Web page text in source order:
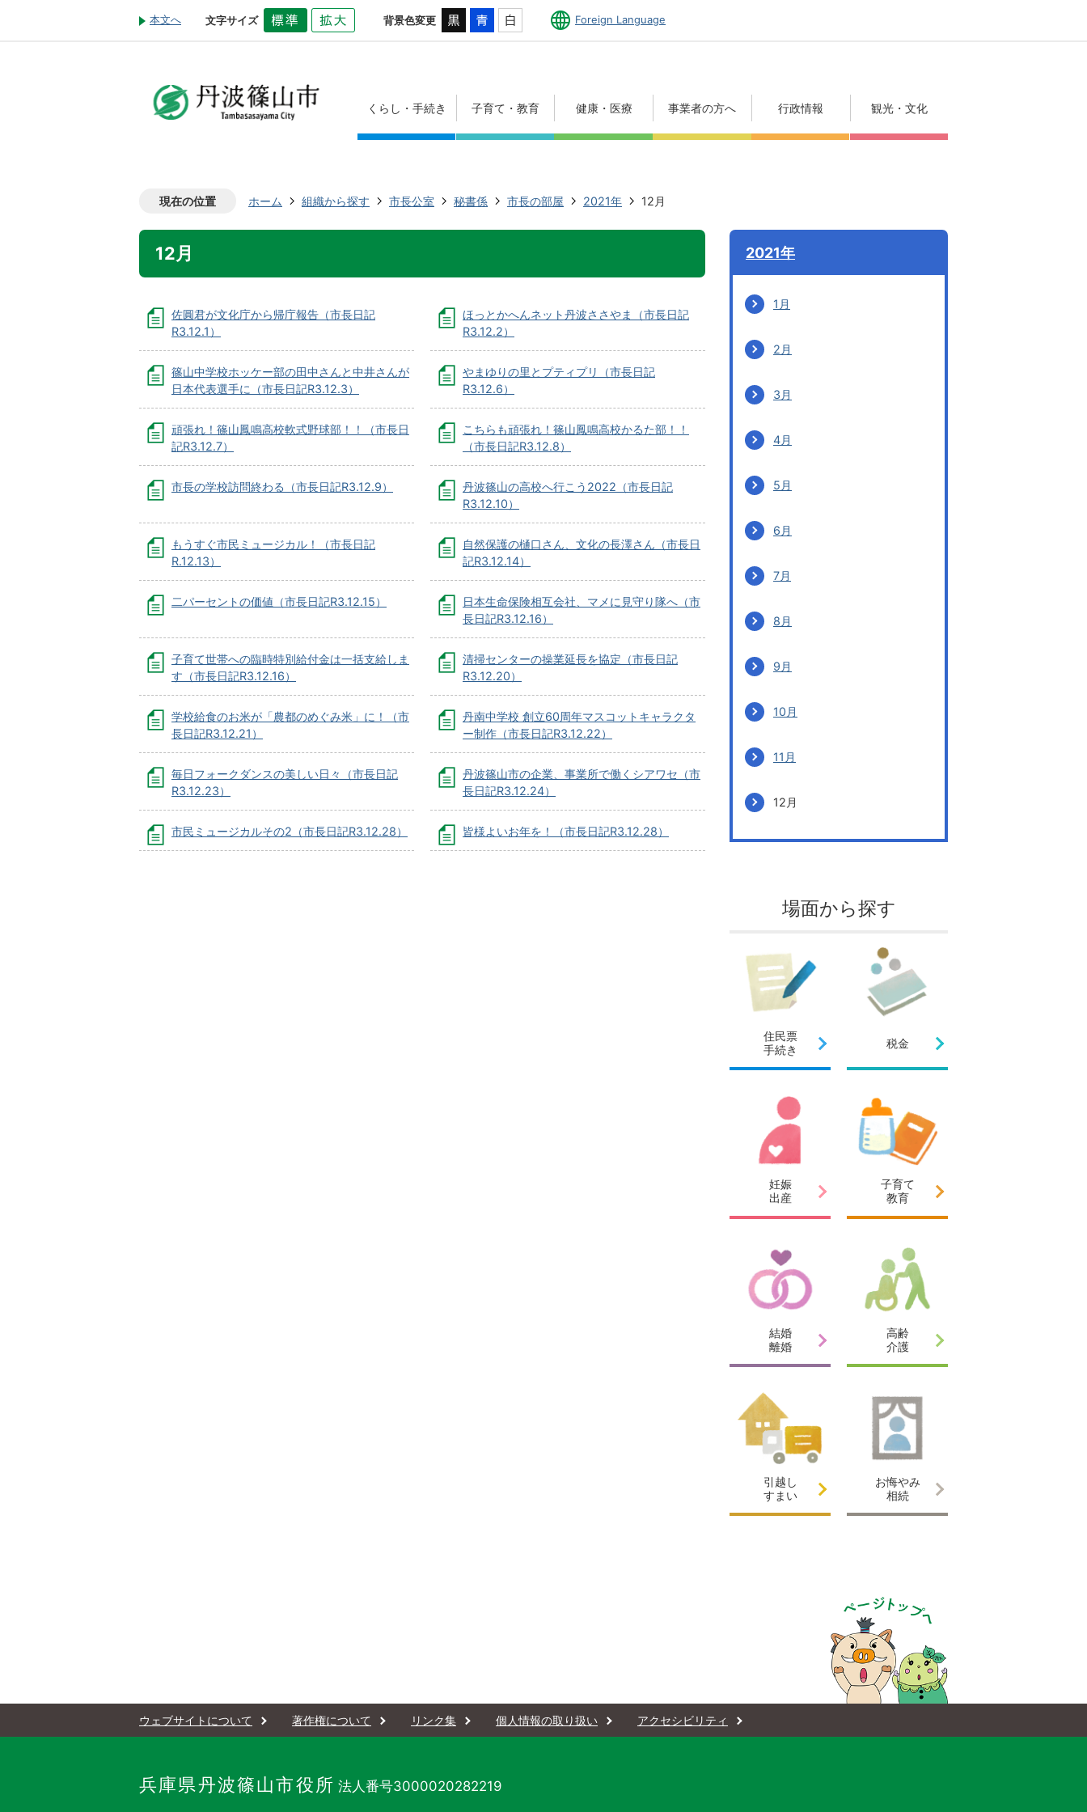
本文へ 文字サイズ 背景色変更 Foreign Language
くらし・手続き 子育て・教育 健康・医療 事業者の方へ 行政情報 観光・文化
現在の位置 ホーム 組織から探す 市長公室 秘書係 市長の部屋 2021年 12月
12月
佐圓君が文化庁から帰庁報告（市長日記
R3.12.1）
ほっとかへんネット丹波ささやま（市長日記
R3.12.2）
篠山中学校ホッケー部の田中さんと中井さんが
日本代表選手に（市長日記R3.12.3）
やまゆりの里とプティプリ（市長日記
R3.12.6）
頑張れ！篠山鳳鳴高校軟式野球部！！（市長日
記R3.12.7）
こちらも頑張れ！篠山鳳鳴高校かるた部！！
（市長日記R3.12.8）
市長の学校訪問終わる（市長日記R3.12.9）
丹波篠山の高校へ行こう2022（市長日記
R3.12.10）
もうすぐ市民ミュージカル！（市長日記
R.12.13）
自然保護の樋口さん、文化の長澤さん（市長日
記R3.12.14）
二パーセントの価値（市長日記R3.12.15）
日本生命保険相互会社、マメに見守り隊へ（市
長日記R3.12.16）
子育て世帯への臨時特別給付金は一括支給しま
す（市長日記R3.12.16）
清掃センターの操業延長を協定（市長日記
R3.12.20）
学校給食のお米が「農都のめぐみ米」に！（市
長日記R3.12.21）
丹南中学校 創立60周年マスコットキャラクタ
ー制作（市長日記R3.12.22）
毎日フォークダンスの美しい日々（市長日記
R3.12.23）
丹波篠山市の企業、事業所で働くシアワセ（市
長日記R3.12.24）
市民ミュージカルその2（市長日記R3.12.28） 皆様よいお年を！（市長日記R3.12.28）
2021年
1月
2月
3月
4月
5月
6月
7月
8月
9月
10月
11月
12月
場面から探す
住民票
手続き
税金
妊娠
出産
子育て
教育
結婚
離婚
高齢
介護
引越し
すまい
お悔やみ
相続
ウェブサイトについて 著作権について リンク集 個人情報の取り扱い アクセシビリティ
兵庫県丹波篠山市役所 法人番号3000020282219